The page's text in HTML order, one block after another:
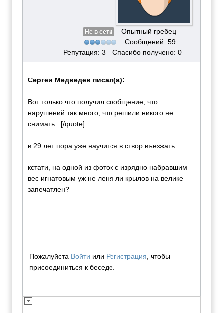
Не в сети
Опытный гребец
Сообщений: 59
Репутация: 3
Спасибо получено: 0
Сергей Медведев писал(а):
Вот только что получил сообщение, что
нарушений так много, что решили никого не
снимать...[/quote]
в 29 лет пора уже научится в створ въезжать.
кстати, на одной из фоток с изрядно набравшим
вес игнатовым уж не леня ли крылов на велике
запечатлен?
Пожалуйста Войти или Регистрация , чтобы
присоединиться к беседе.